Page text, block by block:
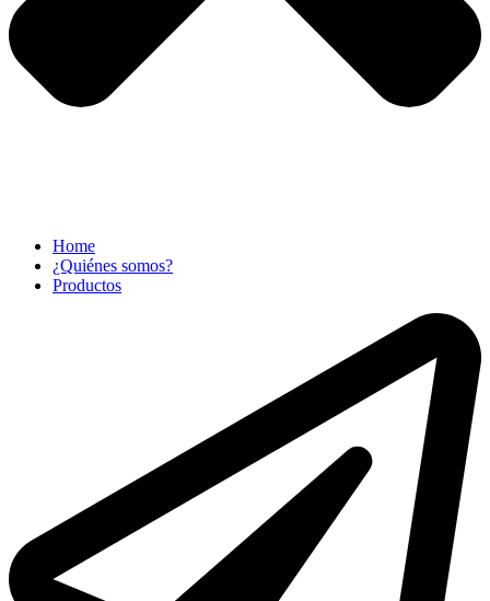
Home
¿Quiénes somos?
Productos